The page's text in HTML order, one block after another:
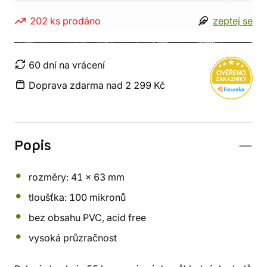
202 ks prodáno zeptej se
60 dní na vrácení
Doprava zdarma nad 2 299 Kč
Popis
rozměry: 41 x 63 mm
tloušťka: 100 mikronů
bez obsahu PVC, acid free
vysoká průzračnost